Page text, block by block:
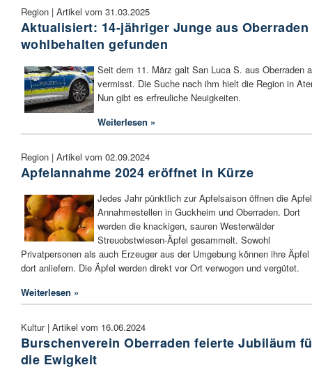
Region | Artikel vom 31.03.2025
Aktualisiert: 14-jähriger Junge aus Oberraden
wohlbehalten gefunden
Seit dem 11. März galt San Luca S. aus Oberraden
vermisst. Die Suche nach ihm hielt die Region in
Nun gibt es erfreuliche Neuigkeiten.
Weiterlesen »
Region | Artikel vom 02.09.2024
Apfelannahme 2024 eröffnet in Kürze
Jedes Jahr pünktlich zur Apfelsaison öffnen die
Annahmestellen in Guckheim und Oberraden. Dort
werden die knackigen, sauren Westerwälder
Streuobstwiesen-Äpfel gesammelt. Sowohl
Privatpersonen als auch Erzeuger aus der Umgebung können ihre Äpfel
dort anliefern. Die Äpfel werden direkt vor Ort verwogen und vergütet.
Weiterlesen »
Kultur | Artikel vom 16.06.2024
Burschenverein Oberraden feierte Jubiläum
die Ewigkeit